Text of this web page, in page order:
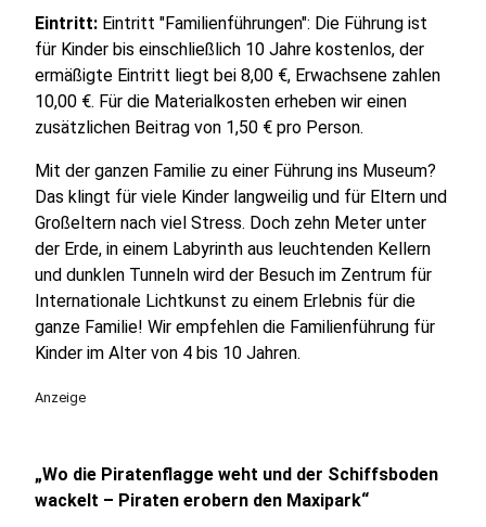
Eintritt: Eintritt "Familienführungen": Die Führung ist
für Kinder bis einschließlich 10 Jahre kostenlos, der
ermäßigte Eintritt liegt bei 8,00 €, Erwachsene zahlen
10,00 €. Für die Materialkosten erheben wir einen
zusätzlichen Beitrag von 1,50 € pro Person.
Mit der ganzen Familie zu einer Führung ins Museum?
Das klingt für viele Kinder langweilig und für Eltern und
Großeltern nach viel Stress. Doch zehn Meter unter
der Erde, in einem Labyrinth aus leuchtenden Kellern
und dunklen Tunneln wird der Besuch im Zentrum für
Internationale Lichtkunst zu einem Erlebnis für die
ganze Familie! Wir empfehlen die Familienführung für
Kinder im Alter von 4 bis 10 Jahren.
Anzeige
„Wo die Piratenflagge weht und der Schiffsboden
wackelt – Piraten erobern den Maxipark“